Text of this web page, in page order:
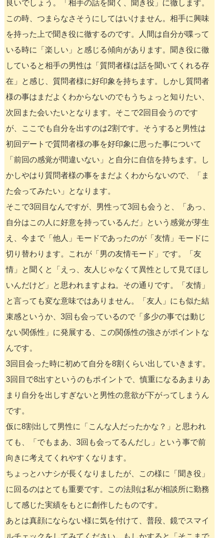
良いでしょう。「相手の話を聞く、聞き役」に徹します。
この時、つまらなさそうにしてはいけません。相手に興味
を持った上で聞き役に徹するのです。人間は自分が喋って
いる時に「楽しい」と感じる傾向があります。聞き役に徹
していると相手の男性は「質問者様は話を聞いてくれる存
在」と感じ、質問者様に好印象を持ちます。しかし質問者
様の事はまだよくわからないのでもうちょっと知りたい、
次回また会いたいとなります。そこで2回目会うのです
が、ここでも自分を出すのは2割です。そうすると男性は
初回デートで質問者様の事を好印象に思った事について
「前回の感覚が間違いない」と自分に自信を持ちます。し
かしやはり質問者様の事をまだよくわからないので、「ま
た会ってみたい」となります。
そこで3回目なんですが、男性って3回も会うと、「あっ、
自分はこの人に好意を持っているんだ」という感覚が芽生
え、今まで「他人」モードであったのが「友情」モードに
切り替わります。これが「男の友情モード」です。「友
情」と聞くと「えっ、友人じゃなくて異性として見てほし
いんだけど」と思われますよね。その通りです。「友情」
と言っても変な意味ではありません。「友人」にも似た結
束感というか、3回も会っているので「多少の事では動じ
ない関係性」に発展する、この関係性の強さがポイントな
んです。
3回目会った時に初めて自分を8割くらい出していきます。
3回目で8出すというのもポイントで、慎重になるあまりあ
まり自分を出しすぎないと男性の意欲が下がってしまうん
です。
仮に8割出して男性に「こんな人だったかな？」と思われ
ても、「でもまあ、3回も会ってるんだし」という事で前
向きに考えてくれやすくなります。
ちょっとハナシが長くなりましたが、この様に「聞き役」
に回るのはとても重要です。この法則は私が相談所に勤務
して感じた実績をもとに創作したものです。
あとは真顔にならない様に気を付けて、普段、鏡でスマイ
ルチェックをしてみてください。もしかすると「そこまで